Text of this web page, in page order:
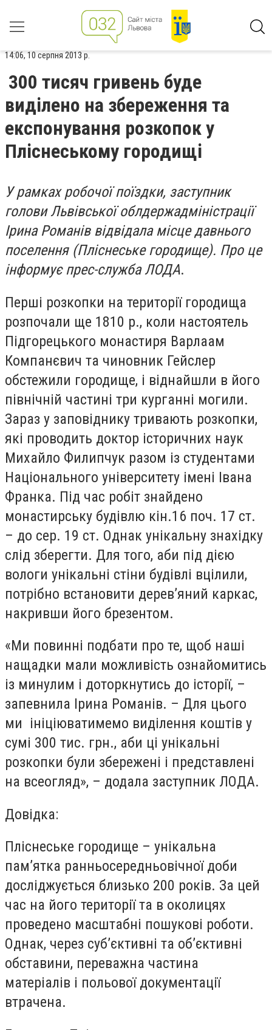
14:06, 10 серпня 2013 р.
300 тисяч гривень буде
виділено на збереження та
експонування розкопок у
Пліснеському городищі
У рамках робочої поїздки, заступник
голови Львівської облдержадміністрації
Ірина Романів відвідала місце давнього
поселення (Пліснеське городище). Про це
інформує прес-служба ЛОДА.
Перші розкопки на території городища
розпочали ще 1810 р., коли настоятель
Підгорецького монастиря Варлаам
Компанєвич та чиновник Гейслер
обстежили городище, і віднайшли в його
північній частині три курганні могили.
Зараз у заповіднику тривають розкопки,
які проводить доктор історичних наук
Михайло Филипчук разом із студентами
Національного університету імені Івана
Франка. Під час робіт знайдено
монастирську будівлю кін.16 поч. 17 ст.
– до сер. 19 ст. Однак унікальну знахідку
слід зберегти. Для того, аби під дією
вологи унікальні стіни будівлі вцілили,
потрібно встановити дерев’яний каркас,
накривши його брезентом.
«Ми повинні подбати про те, щоб наші
нащадки мали можливість ознайомитись
із минулим і доторкнутись до історії, –
запевнила Ірина Романів. – Для цього
ми ініціюватимемо виділення коштів у
сумі 300 тис. грн., аби ці унікальні
розкопки були збережені і представлені
на всеогляд», – додала заступник ЛОДА.
Довідка:
Пліснеське городище – унікальна
пам’ятка ранньосередньовічної доби
досліджується близько 200 років. За цей
час на його території та в околицях
проведено масштабні пошукові роботи.
Однак, через суб’єктивні та об’єктивні
обставини, переважна частина
матеріалів і польової документації
втрачена.